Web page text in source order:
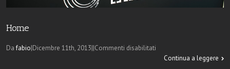
Home
Dafabio|Dicembre 11th, 2013||Commenti disabilitati
Home
Continua a leggere